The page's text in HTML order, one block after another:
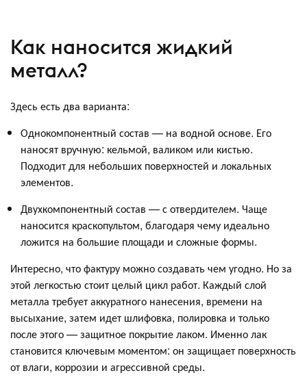
Как наносится жидкий
металл?
Здесь есть два варианта:
Однокомпонентный состав — на водной основе. Его
наносят вручную: кельмой, валиком или кистью.
Подходит для небольших поверхностей и локальных
элементов.
Двухкомпонентный состав — с отвердителем. Чаще
наносится краскопультом, благодаря чему идеально
ложится на большие площади и сложные формы.
Интересно, что фактуру можно создавать чем угодно. Но за
этой легкостью стоит целый цикл работ. Каждый слой
металла требует аккуратного нанесения, времени на
высыхание, затем идет шлифовка, полировка и только
после этого — защитное покрытие лаком. Именно лак
становится ключевым моментом: он защищает поверхность
от влаги, коррозии и агрессивной среды.